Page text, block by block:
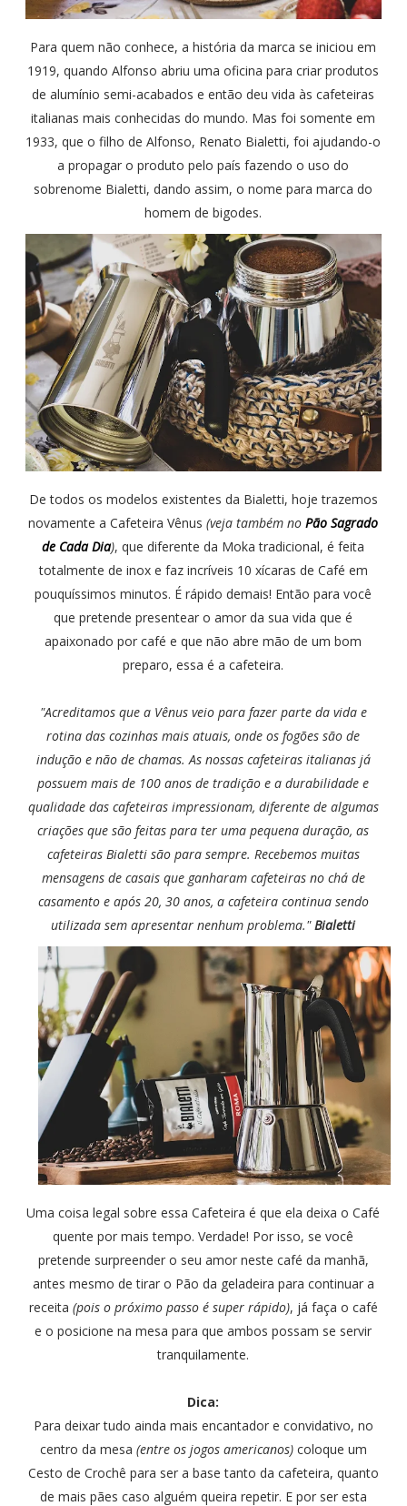
Para quem não conhece, a história da marca se iniciou em
1919, quando Alfonso abriu uma oficina para criar produtos
de alumínio semi-acabados e então deu vida às cafeteiras
italianas mais conhecidas do mundo. Mas foi somente em
1933, que o filho de Alfonso, Renato Bialetti, foi ajudando-o
a propagar o produto pelo país fazendo o uso do
sobrenome Bialetti, dando assim, o nome para marca do
homem de bigodes.
De todos os modelos existentes da Bialetti, hoje trazemos
novamente a Cafeteira Vênus(veja também noPão Sagrado
de Cada Dia), que diferente da Moka tradicional, é feita
totalmente de inox e faz incríveis 10 xícaras de Café em
pouquíssimos minutos. É rápido demais! Então para você
que pretende presentear o amor da sua vida que é
apaixonado por café e que não abre mão de um bom
preparo, essa é a cafeteira.
"Acreditamos que a Vênus veio para fazer parte da vida e
rotina das cozinhas mais atuais, onde os fogões são de
indução e não de chamas.As nossas cafeteiras italianas já
possuem mais de 100 anos de tradição e a durabilidade e
qualidade das cafeteiras impressionam, diferente de algumas
criações que são feitas para ter uma pequena duração, as
cafeteiras Bialetti são para sempre. Recebemos muitas
mensagens de casais que ganharam cafeteiras no chá de
casamento e após 20, 30 anos, a cafeteira continua sendo
utilizada sem apresentar nenhum problema."Bialetti
Uma coisa legal sobre essa Cafeteira é que ela deixa o Café
quente por mais tempo. Verdade! Por isso, se você
pretende surpreender o seu amor neste café da manhã,
antes mesmo de tirar o Pão da geladeira para continuar a
receita (pois o próximo passo é super rápido), já faça o café
e o posicione na mesa para que ambos possam se servir
tranquilamente.
Dica:
Para deixar tudo ainda mais encantador e convidativo, no
centro da mesa (entre os jogos americanos)coloque um
Cesto de Crochê para ser a base tanto da cafeteira, quanto
de mais pães caso alguém queira repetir. E por ser esta